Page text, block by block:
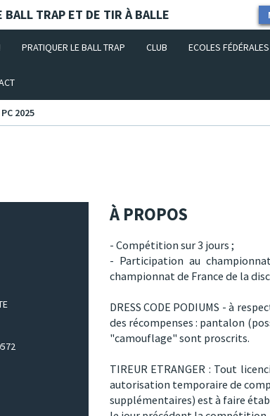
BALL TRAP ET DE TIR À BALLE
PRATIQUER LE BALL TRAP CLUB ECOLES
PC 2025
À PROPOS
- Compétition sur 3 jours ;
- Participation au
championnat de France de la
DRESS CODE PODIUMS - à
des récompenses : pantalon
"camouflage" sont proscrits.
TIREUR ETRANGER : Tout
autorisation temporaire de
supplémentaires) est à faire